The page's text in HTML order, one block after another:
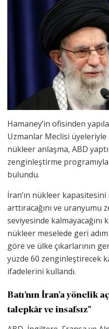
Hamaney’in ofisinden
Uzmanlar Meclisi
nükleer anlaşma, ABD
zenginleştirme
bulundu.
İran’ın nükleer
arttıracağını ve uranyumu
seviyesinde kalmayacağını
nükleer meselede geri
göre ve ülke çıkarlarının
yüzde 60 zenginleştirecek
ifadelerini kullandı.
Batı’nın İran’a yönelik
talepkâr ve insafsız”